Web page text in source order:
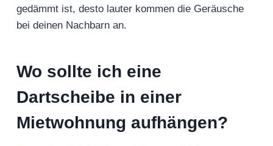
gedämmt ist, desto lauter kommen die Geräusche
bei deinen Nachbarn an.
Wo sollte ich eine
Dartscheibe in einer
Mietwohnung aufhängen?